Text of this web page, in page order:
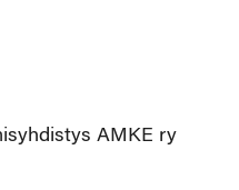
AMKE ry